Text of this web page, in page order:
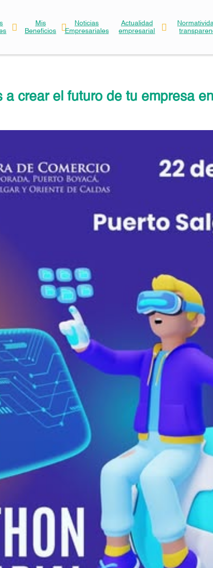
Mis
Beneficios
Noticias
Empresariales
Actualidad
empresarial
a crear el futuro de tu empresa